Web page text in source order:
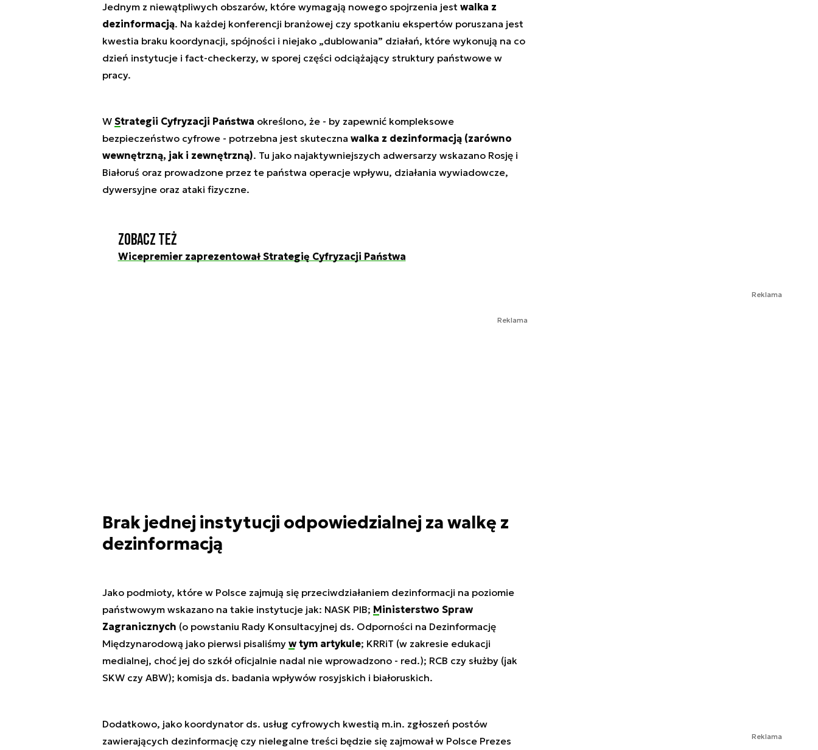
Jednym z niewątpliwych obszarów, które wymagają nowego spojrzenia jest walka z
dezinformacją. Na każdej konferencji branżowej czy spotkaniu ekspertów poruszana jest
kwestia braku koordynacji, spójności i niejako „dublowania” działań, które wykonują na co
dzień instytucje i fact-checkerzy, w sporej części odciążający struktury państwowe w
pracy.
W Strategii Cyfryzacji Państwa określono, że - by zapewnić kompleksowe
bezpieczeństwo cyfrowe - potrzebna jest skuteczna walka z dezinformacją (zarówno
wewnętrzną, jak i zewnętrzną). Tu jako najaktywniejszych adwersarzy wskazano Rosję i
Białoruś oraz prowadzone przez te państwa operacje wpływu, działania wywiadowcze,
dywersyjne oraz ataki fizyczne.
Zobacz też
Wicepremier zaprezentował Strategię Cyfryzacji Państwa
Reklama
Brak jednej instytucji odpowiedzialnej za walkę z
dezinformacją
Jako podmioty, które w Polsce zajmują się przeciwdziałaniem dezinformacji na poziomie
państwowym wskazano na takie instytucje jak: NASK PIB; Ministerstwo Spraw
Zagranicznych (o powstaniu Rady Konsultacyjnej ds. Odporności na Dezinformację
Międzynarodową jako pierwsi pisaliśmy w tym artykule; KRRiT (w zakresie edukacji
medialnej, choć jej do szkół oficjalnie nadal nie wprowadzono - red.); RCB czy służby (jak
SKW czy ABW); komisja ds. badania wpływów rosyjskich i białoruskich.
Dodatkowo, jako koordynator ds. usług cyfrowych kwestią m.in. zgłoszeń postów
zawierających dezinformację czy nielegalne treści będzie się zajmował w Polsce Prezes
Reklama
Reklama